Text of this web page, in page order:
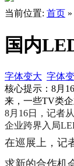
当前位置: 首页 »
国内
字体变大 字体
核心提示：8月
来，一些TV类
8月16日，记者
企业跨界入局
在巡展上，记